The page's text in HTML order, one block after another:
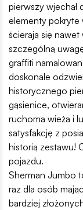
pierwszy wjechał
elementy pokryte
ścierają się
szczególną
graffiti
doskonale
historycznego
gąsienice,
ruchoma wieża i
satysfakcję z
historią zestawu!
pojazdu.
Sherman Jumbo
raz dla osób
bardziej